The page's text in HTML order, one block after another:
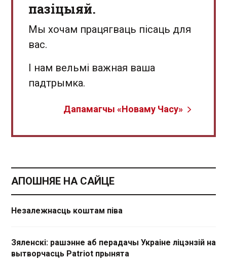
пазіцыяй.
Мы хочам працягваць пісаць для
вас.
І нам вельмі важная ваша
падтрымка.
Дапамагчы «Новаму Часу»
АПОШНЯЕ НА САЙЦЕ
Незалежнасць коштам піва
Зяленскі: рашэнне аб перадачы Украіне ліцэнзій на
вытворчасць Patriot прынята